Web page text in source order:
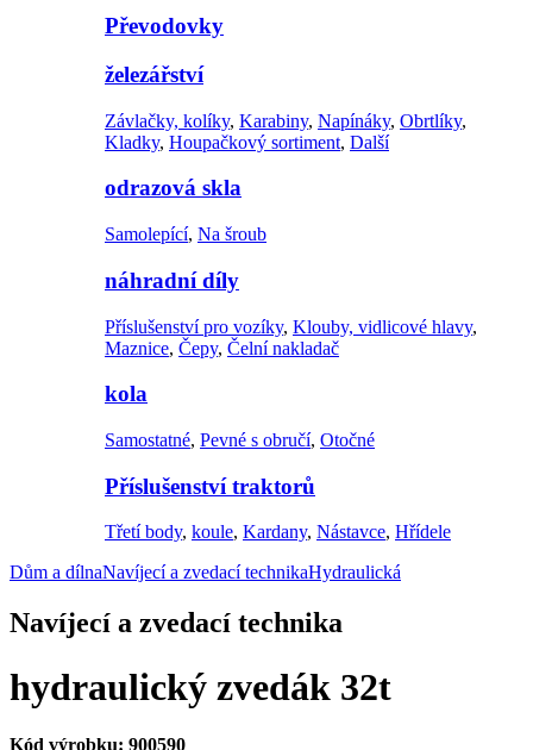
Převodovky
železářství
Závlačky, kolíky, Karabiny, Napínáky, Obrtlíky,
Kladky, Houpačkový sortiment, Další
odrazová skla
Samolepící, Na šroub
náhradní díly
Příslušenství pro vozíky, Klouby, vidlicové hlavy,
Maznice, Čepy, Čelní nakladač
kola
Samostatné, Pevné s obručí, Otočné
Příslušenství traktorů
Třetí body, koule, Kardany, Nástavce, Hřídele
Dům a dílnaNavíjecí a zvedací technikaHydraulická
Navíjecí a zvedací technika
hydraulický zvedák 32t
Kód výrobku: 900590